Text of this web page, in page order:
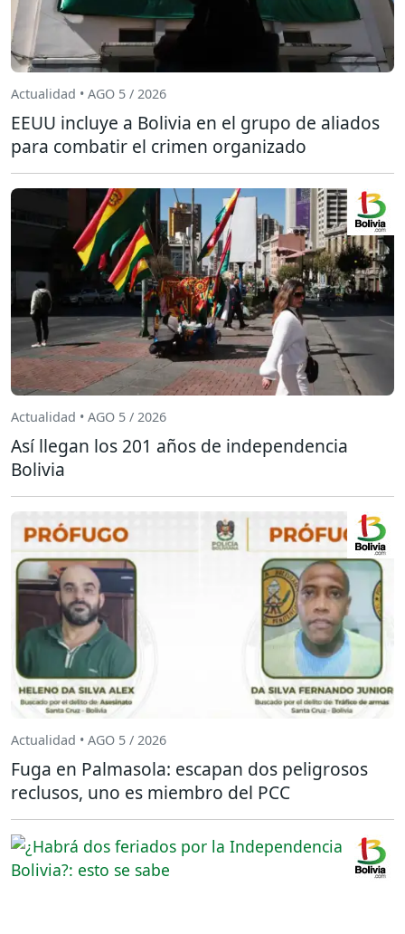
Actualidad • AGO 5 / 2026
EEUU incluye a Bolivia en el grupo de aliados
para combatir el crimen organizado
Actualidad • AGO 5 / 2026
Así llegan los 201 años de independencia
Bolivia
Actualidad • AGO 5 / 2026
Fuga en Palmasola: escapan dos peligrosos
reclusos, uno es miembro del PCC